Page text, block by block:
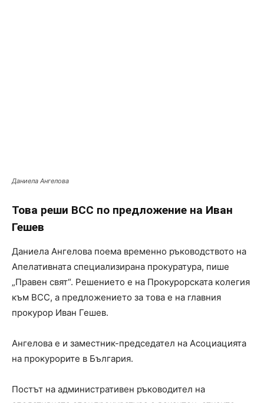
Даниела Ангелова
Това реши ВСС по предложение на Иван
Гешев
Даниела Ангелова поема временно ръководството на
Апелативната специализирана прокуратура, пише
„Правен свят“. Решението е на Прокурорската колегия
към ВСС, а предложението за това е на главния
прокурор Иван Гешев.
Ангелова е и заместник-председател на Асоциацията
на прокурорите в България.
Постът на административен ръководител на